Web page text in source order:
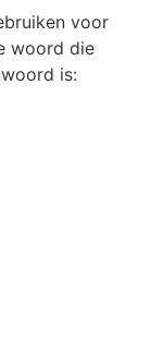
voor
woord die
is: